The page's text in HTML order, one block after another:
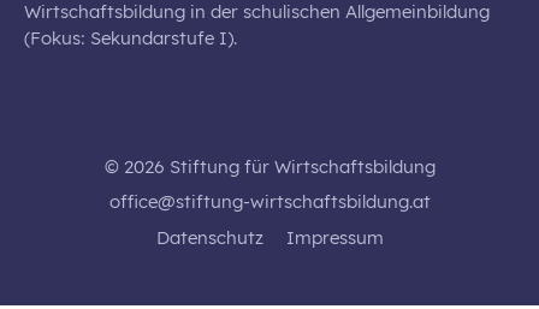
Wirtschaftsbildung in der schulischen Allgemeinbildung
(Fokus: Sekundarstufe I).
© 2026 Stiftung für Wirtschaftsbildung
office@stiftung-wirtschaftsbildung.at
Datenschutz
Impressum